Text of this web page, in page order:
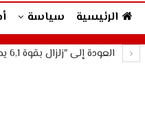
الرئيسية سياسة
العودة إلى "زلزال بقوة 6,1 يضرب سواحل كالابريا الإيطالية"